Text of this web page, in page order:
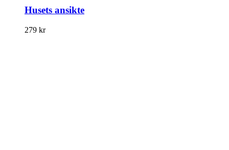
Husets ansikte
279 kr